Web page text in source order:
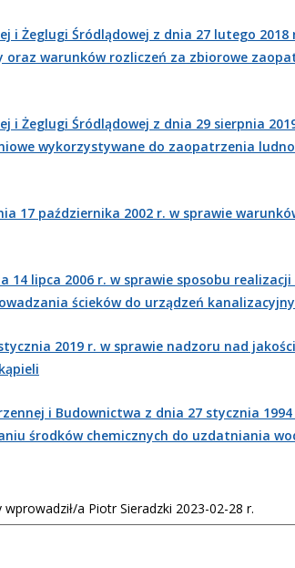
i Żeglugi Śródlądowej z dnia 27 lutego 2018
warunków rozliczeń za zbiorowe
i Żeglugi Śródlądowej z dnia 29 sierpnia
wykorzystywane do zaopatrzenia
17 października 2002 r. w sprawie
14 lipca 2006 r. w sprawie sposobu
ścieków do urządzeń
2019 r. w sprawie nadzoru nad
i Budownictwa z dnia 27 stycznia
środków chemicznych do uzdatniania
a Piotr Sieradzki 2023-02-28 r.